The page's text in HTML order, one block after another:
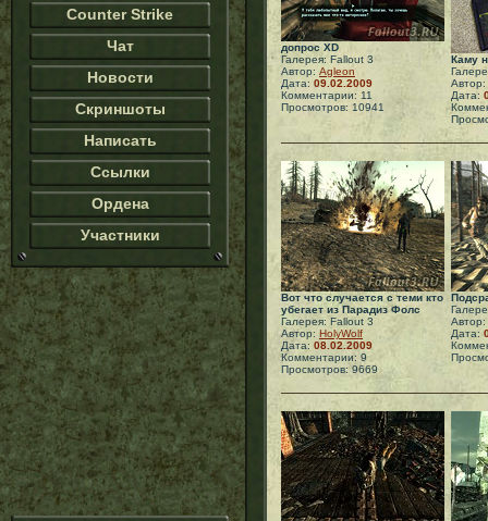
Counter Strike
Чат
Новости
Скриншоты
Написать
Ссылки
Ордена
Участники
допрос XD
Галерея: Fallout 3
Автор: Agleon
Дата: 09.02.2009
Комментарии: 11
Просмотров: 10941
Каму
Автор:
Дата:
Вот что случается с теми кто
убегает из Парадиз Фолс
Галерея: Fallout 3
Автор: HolyWolf
Дата: 08.02.2009
Комментарии: 9
Просмотров: 9669
Автор:
Дата: